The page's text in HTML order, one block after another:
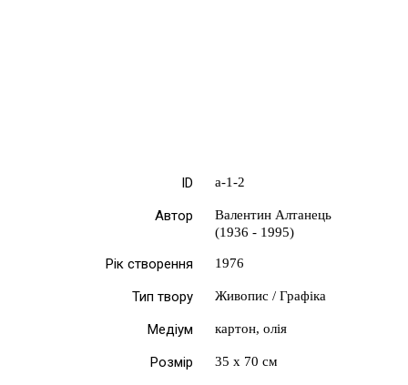
ID а-1-2
Автор
Валентин Алтанець
(1936 - 1995)
Рік створення 1976
Тип твору Живопис / Графіка
Медіум картон, олія
Розмір 35 х 70 см